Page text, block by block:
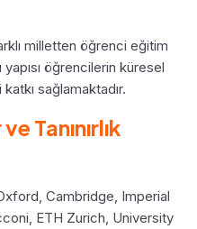
milletten öğrenci eğitim
öğrencilerin küresel
sağlamaktadır.
Tanınırlık
Cambridge, Imperial
ETH Zurich, University